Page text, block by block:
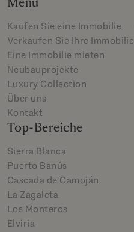
Kaufen Sie eine Immobilie
Verkaufen Sie Ihre Immobilie
Eine Immobilie mieten
Neubauprojekte
Luxury Collection
Über uns
Kontakt
Top-Bereiche
Sierra Blanca
Puerto Banús
Cascada de Camoján
La Zagaleta
Los Monteros
Elviria